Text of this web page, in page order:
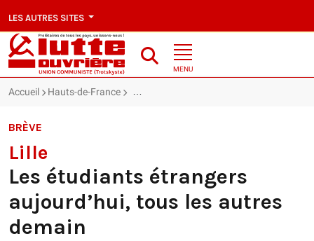
LES AUTRES SITES
MENU
Accueil Hauts-de-France Lille : Les étudiants étrangers
BRÈVE
Lille
Les étudiants étrangers
aujourd’hui, tous les autres
demain